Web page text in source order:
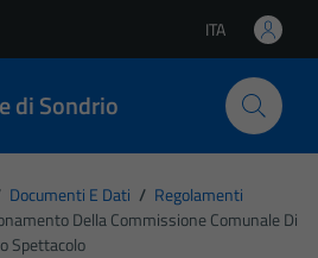
Lingua attiva:
ITA
di Sondrio
Documenti E Dati / Regolamenti
Della Commissione Comunale Di
Spettacolo